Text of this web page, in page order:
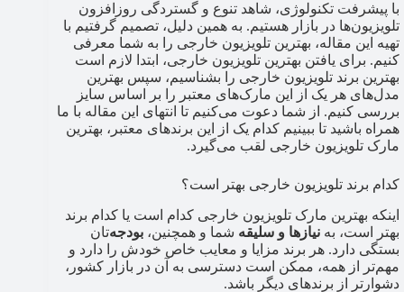
با پیشرفت تکنولوژی، شاهد تنوع و گستردگی روزافزون
تلویزیون‌ها در بازار هستیم. به همین دلیل، تصمیم گرفتیم با
تهیه این مقاله، بهترین تلویزیون خارجی را به شما معرفی
کنیم. برای یافتن بهترین تلویزیون خارجی، ابتدا لازم است
بهترین برند تلویزیون خارجی را بشناسیم، سپس بهترین
مدل‌های هر یک از این مارک‌های معتبر را بر اساس سایز
بررسی کنیم. از شما دعوت می‌کنیم تا انتهای این مقاله با ما
همراه باشید تا ببینیم کدام یک از این برندهای معتبر، بهترین
مارک تلویزیون خارجی لقب می‌گیرد.
کدام برند تلویزیون خارجی بهتر است؟
اینکه بهترین مارک تلویزیون خارجی کدام است یا کدام برند
بهتر است، به نیازها و سلیقه شما و همچنین، بودجه‌تان
بستگی دارد. هر برند مزایا و معایب خاص خودش را دارد و
مهم‌تر از همه، ممکن است دسترسی به آن در بازار کشور،
دشوارتر از برندهای دیگر باشد.